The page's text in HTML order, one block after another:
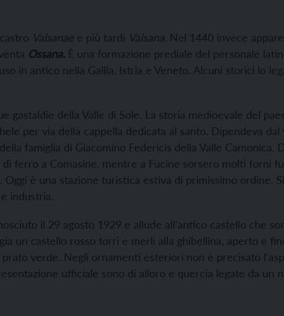
Valsanae e più tardi Valsana. Nel 1440 invece
Ossana. È una formazione prediale del personale
in antico nella Gallia, Istria e Veneto. Alcuni storici lo
gastaldie della Valle di Sole. La storia medioevale del
per via della cappella dedicata al santo. Dipendeva dal
famiglia di Giacomino Federicis della Valle Camonica.
ferro a Comasine, mentre a Fucine sorsero molti forni
Oggi è una stazione turistica estiva di primissimo ordine.
industria.
il 29 agosto 1929 e allude all’antico castello che
un castello rosso torri e merli alla ghibellina, aperto e
verde. Negli ornamenti esteriori non è precisato
ufficiale sono di alloro e quercia legate da un